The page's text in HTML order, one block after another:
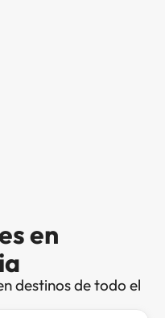
en
destinos de todo el